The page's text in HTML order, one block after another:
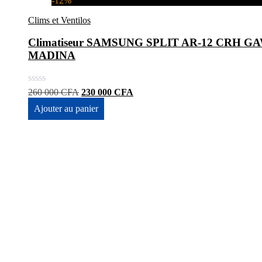
Clims et Ventilos
Climatiseur SAMSUNG SPLIT AR-12 CRH
MADINA
260 000CFA Le
initial
était :
230 000 CFA
Ajouter au panier